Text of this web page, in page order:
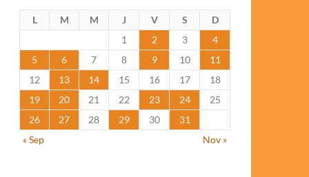
L M M J V S
D
1
2 3
4
5
6 7 8 9 10
11
12
13 14 15 16 17
18
19
20 21 22 23 24
25
26
27 28 29 30
31
« Sep
Nov »